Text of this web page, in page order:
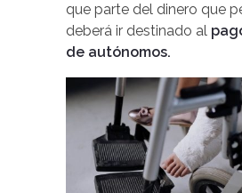
que parte del dinero que
deberá ir destinado al
de autónomos.